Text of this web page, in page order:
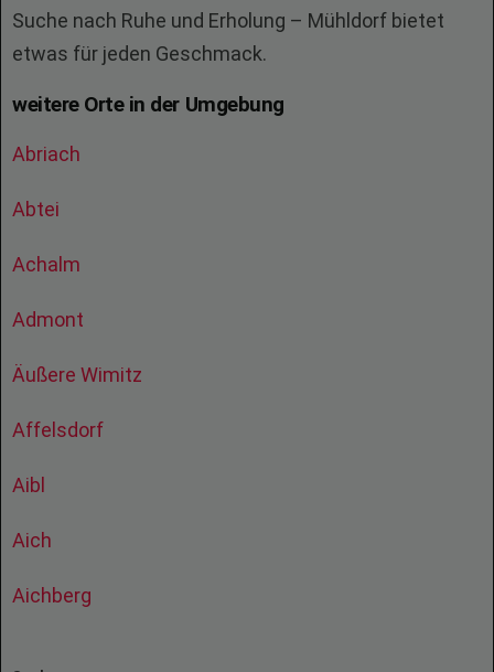
Suche nach Ruhe und Erholung – Mühldorf bietet
etwas für jeden Geschmack.
weitere Orte in der Umgebung
Abriach
Abtei
Achalm
Admont
Äußere Wimitz
Affelsdorf
Aibl
Aich
Aichberg